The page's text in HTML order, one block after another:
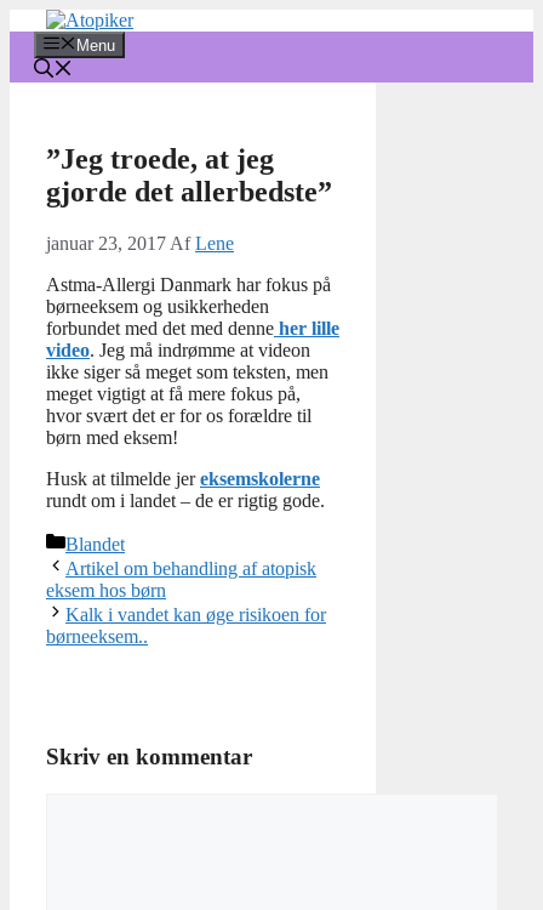
indhold
Menu
”Jeg troede, at jeg
gjorde det allerbedste”
januar 23, 2017 AfLene
Astma-Allergi Danmark har fokus på
børneeksem og usikkerheden
forbundet med det med denne her lille
video. Jeg må indrømme at videon
ikke siger så meget som teksten, men
meget vigtigt at få mere fokus på,
hvor svært det er for os forældre til
børn med eksem!
Husk at tilmelde jereksemskolerne
rundt om i landet – de er rigtig gode.
Kategorier
Blandet
Artikel om behandling af atopisk
eksem hos børn
Kalk i vandet kan øge risikoen for
børneeksem..
Skriv en kommentar